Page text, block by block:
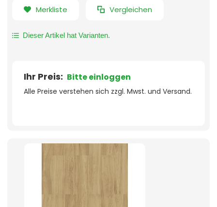
Merkliste Vergleichen
Dieser Artikel hat Varianten.
Ihr Preis: Bitte einloggen
Alle Preise verstehen sich zzgl. Mwst. und Versand.